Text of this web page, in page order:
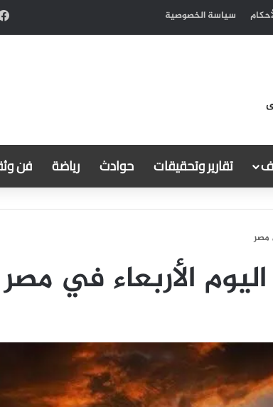
سياسة الخصوصية
تقارير وتحقيقات حوادث رياضة فن
مصر
الأربعاء في مصر